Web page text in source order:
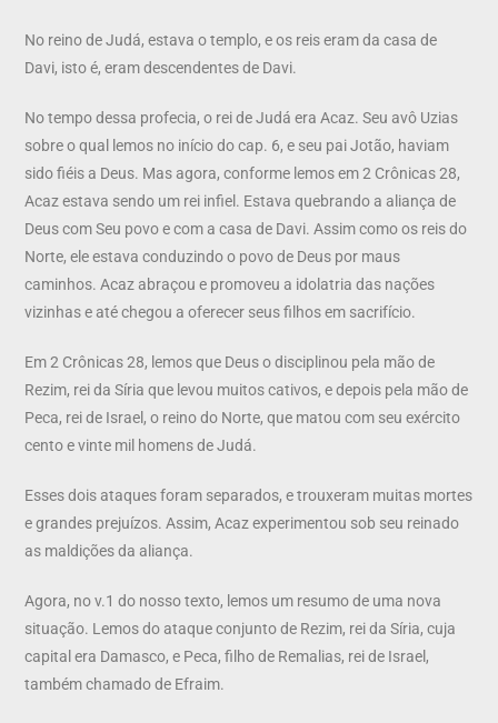
No reino de Judá, estava o templo, e os reis eram da casa de
Davi, isto é, eram descendentes de Davi.
No tempo dessa profecia, o rei de Judá era Acaz. Seu avô Uzias
sobre o qual lemos no início do cap. 6, e seu pai Jotão, haviam
sido fiéis a Deus. Mas agora, conforme lemos em 2 Crônicas 28,
Acaz estava sendo um rei infiel. Estava quebrando a aliança de
Deus com Seu povo e com a casa de Davi. Assim como os reis do
Norte, ele estava conduzindo o povo de Deus por maus
caminhos. Acaz abraçou e promoveu a idolatria das nações
vizinhas e até chegou a oferecer seus filhos em sacrifício.
Em 2 Crônicas 28, lemos que Deus o disciplinou pela mão de
Rezim, rei da Síria que levou muitos cativos, e depois pela mão de
Peca, rei de Israel, o reino do Norte, que matou com seu exército
cento e vinte mil homens de Judá.
Esses dois ataques foram separados, e trouxeram muitas mortes
e grandes prejuízos. Assim, Acaz experimentou sob seu reinado
as maldições da aliança.
Agora, no v.1 do nosso texto, lemos um resumo de uma nova
situação. Lemos do ataque conjunto de Rezim, rei da Síria, cuja
capital era Damasco, e Peca, filho de Remalias, rei de Israel,
também chamado de Efraim.